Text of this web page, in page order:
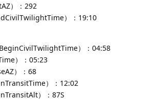
）：292
）：19:10
）：04:58
）：05:23
）：68
）：12:02
）：87S